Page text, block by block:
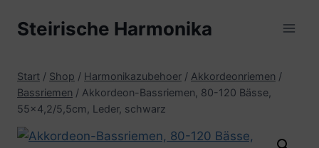
InhaltSteirische Harmonika
Start / Shop / Harmonikazubehoer / Akkordeonriemen /
Bassriemen / Akkordeon-Bassriemen, 80-120 Bässe,
55×4,2/5,5cm, Leder, schwarz